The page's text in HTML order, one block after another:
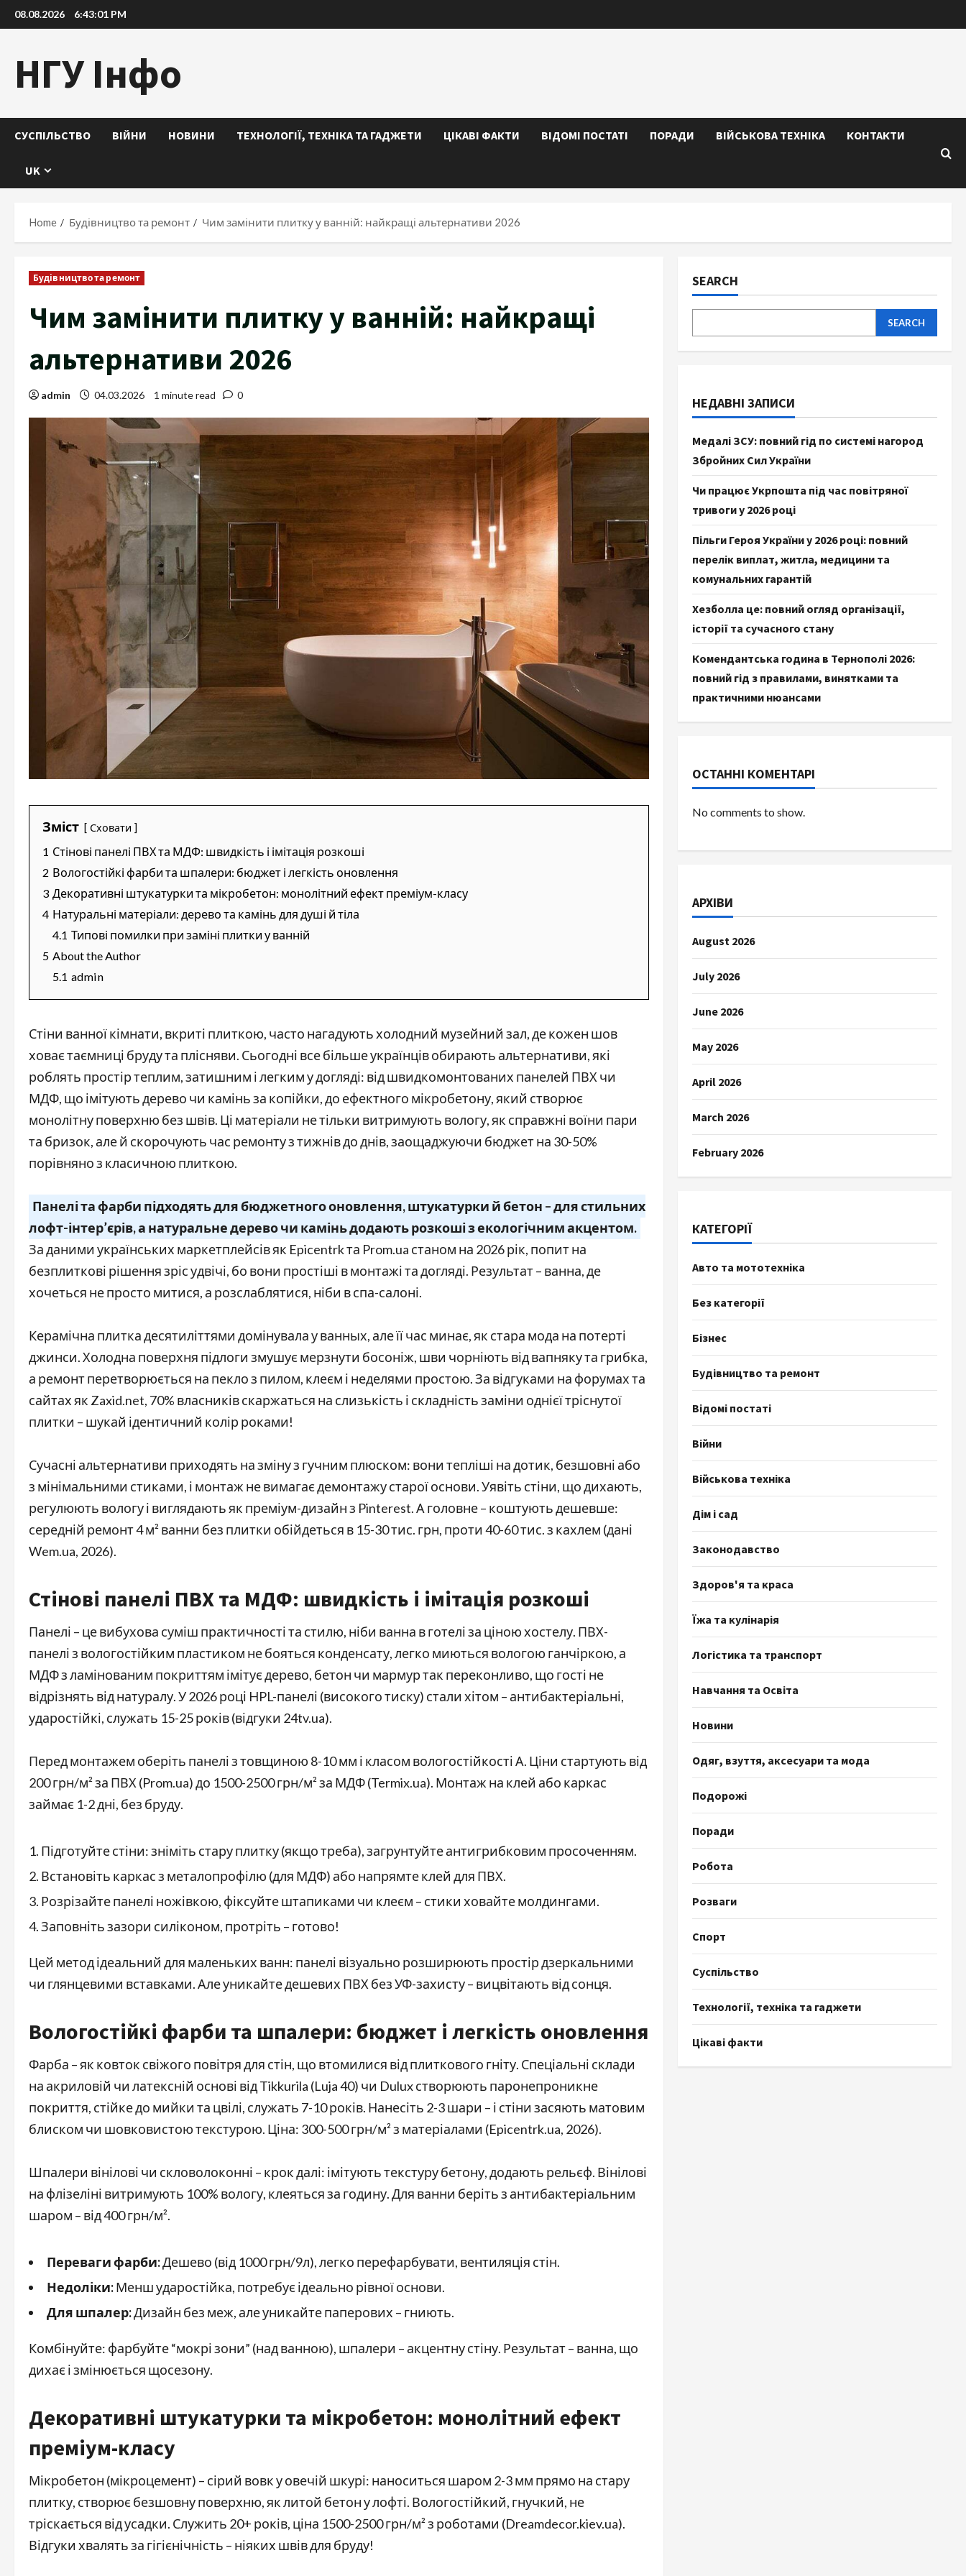
Skip
to
08.08.2026 6:43:03 PM
НГУ Інфо
СУСПІЛЬСТВО ВІЙНИ НОВИНИ ТЕХНОЛОГІЇ, ТЕХНІКА ТА ГАДЖЕТИ ЦІКАВІ ФАКТИ ВІДОМІ ПОСТАТІ ПОРАДИ ВІЙСЬКОВА ТЕХНІКА КОНТАКТИ
UK
Home Будівництво та ремонт Чим замінити плитку у ванній: найкращі альтернативи 2026
Будівництво та ремонт
Чим замінити плитку у ванній: найкращі
альтернативи 2026
admin 04.03.2026 1 minute read 0
Зміст Сховати
1 Стінові панелі ПВХ та МДФ: швидкість і імітація розкоші
2 Вологостійкі фарби та шпалери: бюджет і легкість оновлення
3 Декоративні штукатурки та мікробетон: монолітний ефект преміум-класу
4 Натуральні матеріали: дерево та камінь для душі й тіла
4.1 Типові помилки при заміні плитки у ванній
5 About the Author
5.1 admin
Стіни ванної кімнати, вкриті плиткою, часто нагадують холодний музейний зал, де кожен шов
ховає таємниці бруду та плісняви. Сьогодні все більше українців обирають альтернативи, які
роблять простір теплим, затишним і легким у догляді: від швидкомонтованих панелей ПВХ чи
МДФ, що імітують дерево чи камінь за копійки, до ефектного мікробетону, який створює
монолітну поверхню без швів. Ці матеріали не тільки витримують вологу, як справжні воїни пари
та бризок, але й скорочують час ремонту з тижнів до днів, заощаджуючи бюджет на 30-50%
порівняно з класичною плиткою.
Панелі та фарби підходять для бюджетного оновлення, штукатурки й бетон – для стильних
лофт-інтер’єрів, а натуральне дерево чи камінь додають розкоші з екологічним акцентом.
За даними українських маркетплейсів як Epicentrk та Prom.ua станом на 2026 рік, попит на
безплиткові рішення зріс удвічі, бо вони простіші в монтажі та догляді. Результат – ванна, де
хочеться не просто митися, а розслаблятися, ніби в спа-салоні.
Керамічна плитка десятиліттями домінувала у ванных, але її час минає, як стара мода на потерті
джинси. Холодна поверхня підлоги змушує мерзнути босоніж, шви чорніють від вапняку та грибка,
а ремонт перетворюється на пекло з пилом, клеєм і неделями простою. За відгуками на форумах та
сайтах як Zaxid.net, 70% власників скаржаться на слизькість і складність заміни однієї тріснутої
плитки – шукай ідентичний колір роками!
Сучасні альтернативи приходять на зміну з гучним плюском: вони тепліші на дотик, безшовні або
з мінімальними стиками, і монтаж не вимагає демонтажу старої основи. Уявіть стіни, що дихають,
регулюють вологу і виглядають як преміум-дизайн з Pinterest. А головне – коштують дешевше:
середній ремонт 4 м² ванни без плитки обійдеться в 15-30 тис. грн, проти 40-60 тис. з кахлем (дані
Wem.ua, 2026).
Стінові панелі ПВХ та МДФ: швидкість і імітація розкоші
Панелі – це вибухова суміш практичності та стилю, ніби ванна в готелі за ціною хостелу. ПВХ-
панелі з вологостійким пластиком не бояться конденсату, легко миються вологою ганчіркою, а
МДФ з ламінованим покриттям імітує дерево, бетон чи мармур так переконливо, що гості не
відрізнять від натуралу. У 2026 році HPL-панелі (високого тиску) стали хітом – антибактеріальні,
ударостійкі, служать 15-25 років (відгуки 24tv.ua).
Перед монтажем оберіть панелі з товщиною 8-10 мм і класом вологостійкості А. Ціни стартують від
200 грн/м² за ПВХ (Prom.ua) до 1500-2500 грн/м² за МДФ (Termix.ua). Монтаж на клей або каркас
займає 1-2 дні, без бруду.
Підготуйте стіни: зніміть стару плитку (якщо треба), загрунтуйте антигрибковим просоченням.
Встановіть каркас з металопрофілю (для МДФ) або напрямте клей для ПВХ.
Розрізайте панелі ножівкою, фіксуйте штапиками чи клеєм – стики ховайте молдингами.
Заповніть зазори силіконом, протріть – готово!
Цей метод ідеальний для маленьких ванн: панелі візуально розширюють простір дзеркальними
чи глянцевими вставками. Але уникайте дешевих ПВХ без УФ-захисту – вицвітають від сонця.
Вологостійкі фарби та шпалери: бюджет і легкість оновлення
Фарба – як ковток свіжого повітря для стін, що втомилися від плиткового гніту. Спеціальні склади
на акриловій чи латексній основі від Tikkurila (Luja 40) чи Dulux створюють паронепроникне
покриття, стійке до мийки та цвілі, служать 7-10 років. Нанесіть 2-3 шари – і стіни засяють матовим
блиском чи шовковистою текстурою. Ціна: 300-500 грн/м² з матеріалами (Epicentrk.ua, 2026).
Шпалери вінілові чи скловолоконні – крок далі: імітують текстуру бетону, додають рельєф. Вінілові
на флізеліні витримують 100% вологу, клеяться за годину. Для ванни беріть з антибактеріальним
шаром – від 400 грн/м².
Переваги фарби:Дешево (від 1000 грн/9л), легко перефарбувати, вентиляція стін.
Недоліки:Менш ударостійка, потребує ідеально рівної основи.
Для шпалер:Дизайн без меж, але уникайте паперових – гниють.
Комбінуйте: фарбуйте “мокрі зони” (над ванною), шпалери – акцентну стіну. Результат – ванна, що
дихає і змінюється щосезону.
Декоративні штукатурки та мікробетон: монолітний ефект
преміум-класу
Мікробетон (мікроцемент) – сірий вовк у овечій шкурі: наноситься шаром 2-3 мм прямо на стару
плитку, створює безшовну поверхню, як литой бетон у лофті. Вологостійкий, гнучкий, не
тріскається від усадки. Служить 20+ років, ціна 1500-2500 грн/м² з роботами (Dreamdecor.kiev.ua).
Відгуки хвалять за гігієнічність – ніяких швів для бруду!
SEARCH
SEARCH
НЕДАВНІ ЗАПИСИ
Медалі ЗСУ: повний гід по системі нагород
Збройних Сил України
Чи працює Укрпошта під час повітряної
тривоги у 2026 році
Пільги Героя України у 2026 році: повний
перелік виплат, житла, медицини та
комунальних гарантій
Хезболла це: повний огляд організації,
історії та сучасного стану
Комендантська година в Тернополі 2026:
повний гід з правилами, винятками та
практичними нюансами
ОСТАННІ КОМЕНТАРІ
No comments to show.
АРХІВИ
August 2026
July 2026
June 2026
May 2026
April 2026
March 2026
February 2026
КАТЕГОРІЇ
Авто та мототехніка
Без категорії
Бізнес
Будівництво та ремонт
Відомі постаті
Війни
Військова техніка
Дім і сад
Законодавство
Здоров'я та краса
Їжа та кулінарія
Логістика та транспорт
Навчання та Освіта
Новини
Одяг, взуття, аксесуари та мода
Подорожі
Поради
Робота
Розваги
Спорт
Суспільство
Технології, техніка та гаджети
Цікаві факти